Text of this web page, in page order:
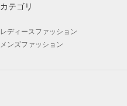
カテゴリ
レディースファッション
メンズファッション